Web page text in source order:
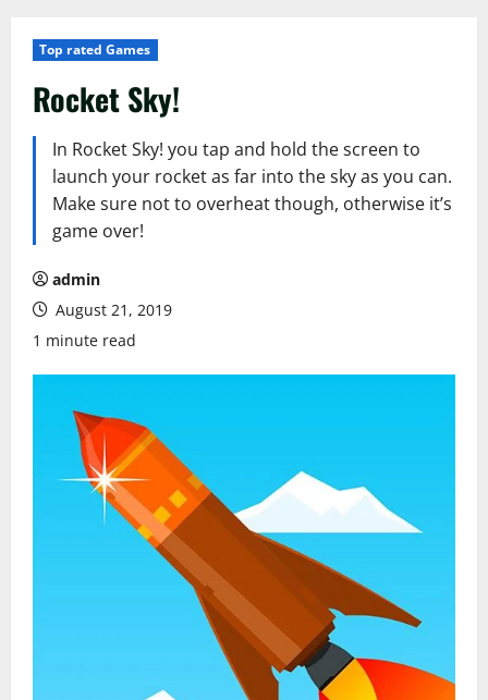
Top rated Games
Rocket Sky!
In Rocket Sky! you tap and hold the screen to
launch your rocket as far into the sky as you can.
Make sure not to overheat though, otherwise it’s
game over!
admin
August 21, 2019
1 minute read